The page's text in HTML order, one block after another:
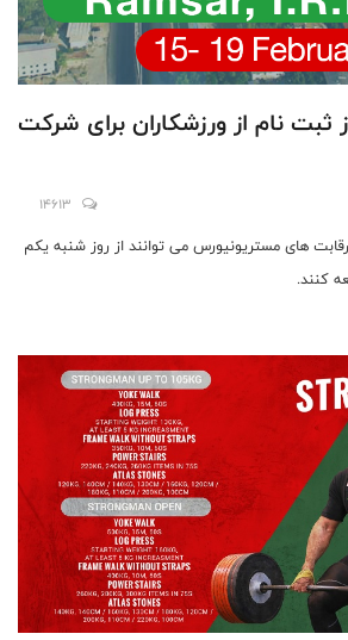
ثبت نام از ورزشکاران برای شرکت
14613
های مستریونیورس می توانند از روز شنبه یکم
کنند.